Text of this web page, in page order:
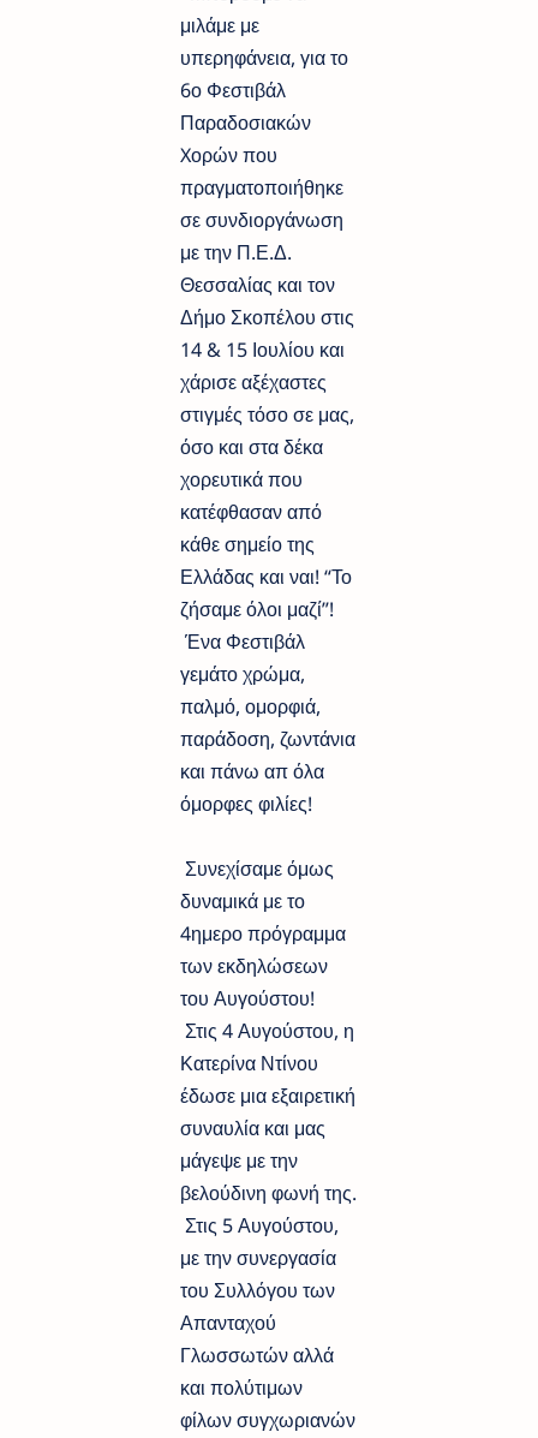
μιλάμε με
υπερηφάνεια, για το
6ο Φεστιβάλ
Παραδοσιακών
Xορών που
πραγματοποιήθηκε
σε συνδιοργάνωση
με την Π.Ε.Δ.
Θεσσαλίας και τον
Δήμο Σκοπέλου στις
14 & 15 Ιουλίου και
χάρισε αξέχαστες
στιγμές τόσο σε μας,
όσο και στα δέκα
χορευτικά που
κατέφθασαν από
κάθε σημείο της
Ελλάδας και ναι! “Το
ζήσαμε όλοι μαζί”!
Ένα Φεστιβάλ
γεμάτο χρώμα,
παλμό, ομορφιά,
παράδοση, ζωντάνια
και πάνω απ όλα
όμορφες φιλίες!
Συνεχίσαμε όμως
δυναμικά με το
4ημερο πρόγραμμα
των εκδηλώσεων
του Αυγούστου!
Στις 4 Αυγούστου, η
Κατερίνα Ντίνου
έδωσε μια εξαιρετική
συναυλία και μας
μάγεψε με την
βελούδινη φωνή της.
Στις 5 Αυγούστου,
με την συνεργασία
του Συλλόγου των
Απανταχού
Γλωσσωτών αλλά
και πολύτιμων
φίλων συγχωριανών